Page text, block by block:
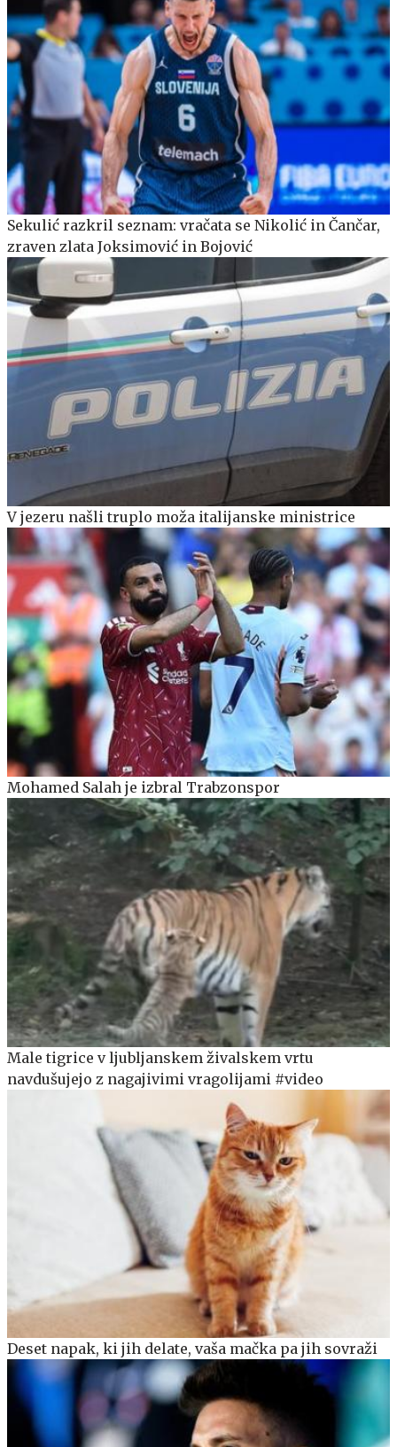
Sekulić razkril seznam: vračata se Nikolić in Čančar,
zraven zlata Joksimović in Bojović
V jezeru našli truplo moža italijanske ministrice
Mohamed Salah je izbral Trabzonspor
Male tigrice v ljubljanskem živalskem vrtu
navdušujejo z nagajivimi vragolijami #video
Deset napak, ki jih delate, vaša mačka pa jih sovraži